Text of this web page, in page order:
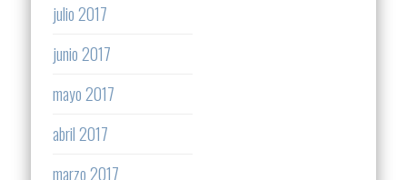
julio 2017
junio 2017
mayo 2017
abril 2017
marzo 2017